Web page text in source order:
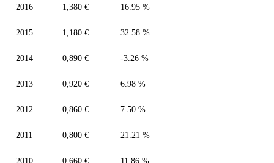
2016 1,380 € 16.95 %
2015 1,180 € 32.58 %
2014 0,890 € -3.26 %
2013 0,920 € 6.98 %
2012 0,860 € 7.50 %
2011 0,800 € 21.21 %
2010 0,660 € 11.86 %